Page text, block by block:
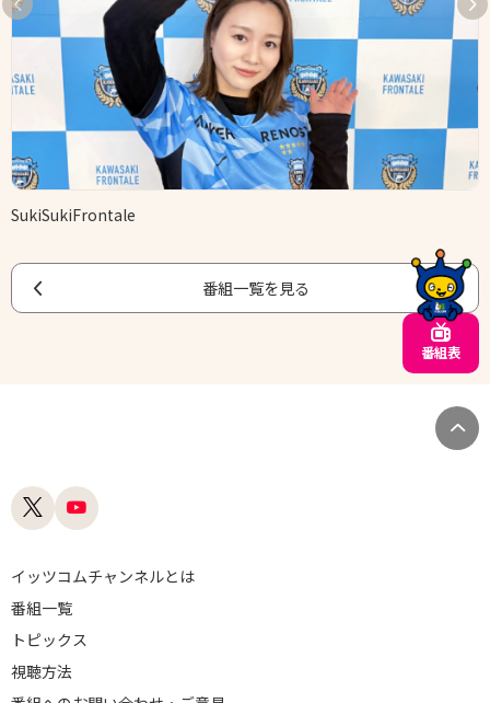
SukiSukiFrontale
番組一覧を見る
番組表
イッツコムチャンネルとは
番組一覧
トピックス
視聴方法